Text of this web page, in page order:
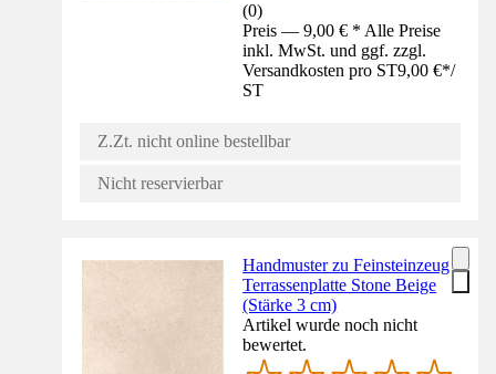
(0)
Preis — 9,00 € * Alle Preise
inkl. MwSt. und ggf. zzgl.
Versandkosten pro ST9,00 €*/
ST
Z.Zt. nicht online bestellbar
Nicht reservierbar
Handmuster zu Feinsteinzeug
Terrassenplatte Stone Beige
(Stärke 3 cm)
Artikel wurde noch nicht
bewertet.